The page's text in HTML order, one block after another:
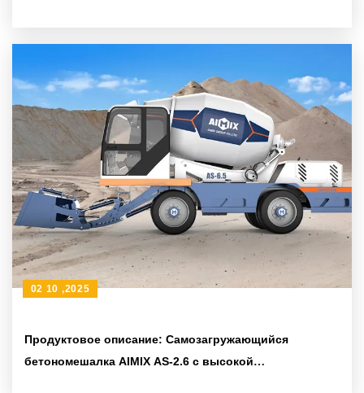
Продуктовое описание: Самозагружающийся
бетономешалка AIMIX AS-2.6 с высокой
02 10 ,2025